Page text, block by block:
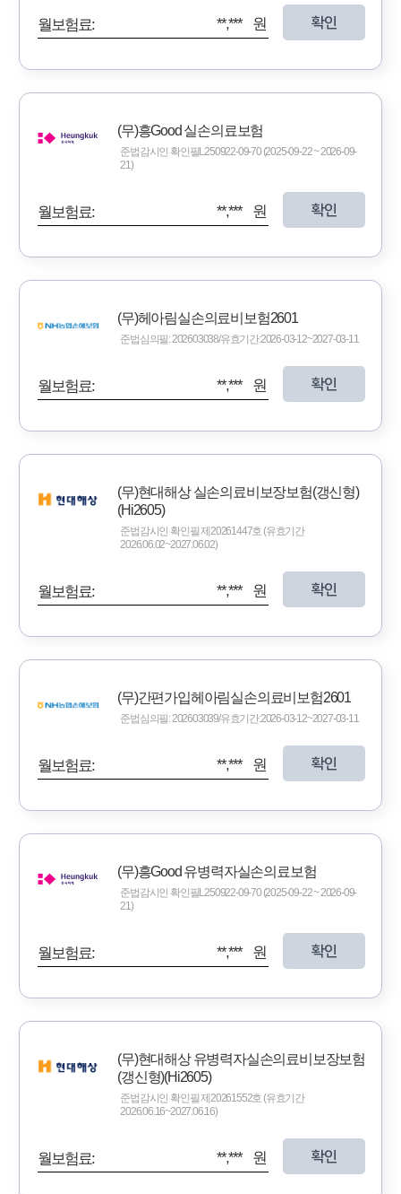
월보험료: **,*** 원 확인
(무)흥Good 실손의료보험
준법감시인 확인필L250922-09-70 (2025-09-22 ~ 2026-09-
21)
월보험료: **,*** 원 확인
(무)헤아림실손의료비보험2601
준법심의필: 202603038/유효기간:2026-03-12~2027-03-11
월보험료: **,*** 원 확인
(무)현대해상 실손의료비보장보험(갱신형)
(Hi2605)
준법감시인 확인필 제20261447호 (유효기간
2026.06.02~2027.06.02)
월보험료: **,*** 원 확인
(무)간편가입헤아림실손의료비보험2601
준법심의필: 202603039/유효기간:2026-03-12~2027-03-11
월보험료: **,*** 원 확인
(무)흥Good 유병력자실손의료보험
준법감시인 확인필L250922-09-70 (2025-09-22 ~ 2026-09-
21)
월보험료: **,*** 원 확인
(무)현대해상 유병력자실손의료비보장보험
(갱신형)(Hi2605)
준법감시인 확인필 제20261552호 (유효기간
2026.06.16~2027.06.16)
월보험료: **,*** 원 확인